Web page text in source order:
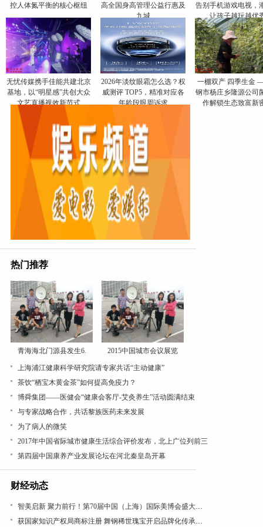
控人体氮平衡的核心枢纽
高全国身高管理公益行惠及
九城
告别手机游戏电视，
让孩子越玩越优
无忧传媒携手佳能共建北京
基地，以“明星感”共创大众
文艺直播视效新范式
​2026年淡纹眼霜怎么选？权
威测评 TOP5，精准对应各
年龄段眼周诉求
一棚双产 四季生金
钢市杨庄乡隆源公司
作解锁生态致富新
热门推荐
青海海北门源县发生6. 2015中国城市会议展览
上海浦江健康科学研究院请专家共话“主动健康”
茶饮“栖宝木黄金茶”如何提高免疫力？
博舜集团——医健会“健康会客厅-艾灸养生”活动圆满结束
与专家战略合作，共话黎族医药未来发展
为了病人的微笑
2017年中国省际城市健康生活综合评价发布，北上广位列前三
第四届中国康养产业发展论坛在河北秦皇岛开幕
财经动态
智美启新 聚力前行！第70届中国（上海）国际美博会盛大开幕
获国家知识产权局商标注册 舞钢稀世瑰宝开启品牌化传承新篇